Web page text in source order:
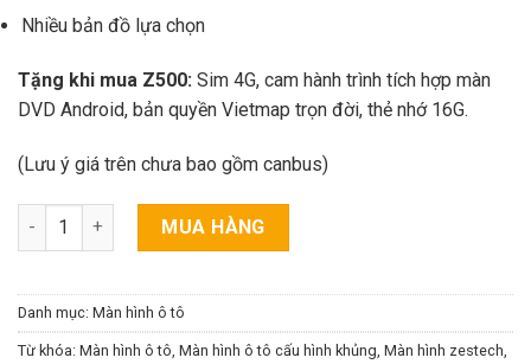
Nhiều bản đồ lựa chọn
Tặng khi mua Z500: Sim 4G, cam hành trình tích hợp màn
DVD Android, bản quyền Vietmap trọn đời, thẻ nhớ 16G.
(Lưu ý giá trên chưa bao gồm canbus)
Màn hình DVD ô tô Android Zestech Z500 số lượng
MUA HÀNG
Danh mục: Màn hình ô tô
Từ khóa: Màn hình ô tô, Màn hình ô tô cấu hình khủng, Màn hình zestech,